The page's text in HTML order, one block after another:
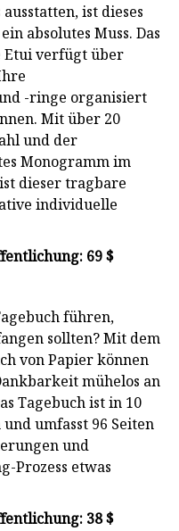
ist dieses
absolutes Muss. Das
Etui verfügt über
-ringe organisiert
Mit über 20
und der
Monogramm im
dieser tragbare
individuelle
69 $
führen,
sollten? Mit dem
von Papier können
mühelos an
Tagebuch ist in 10
umfasst 96 Seiten
und
Prozess etwas
38 $